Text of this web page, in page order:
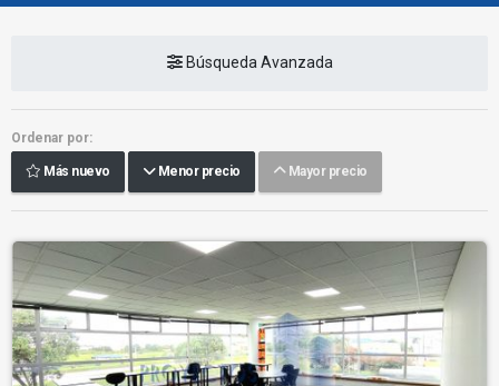
Búsqueda Avanzada
Ordenar por:
Más nuevo Menor precio Mayor precio